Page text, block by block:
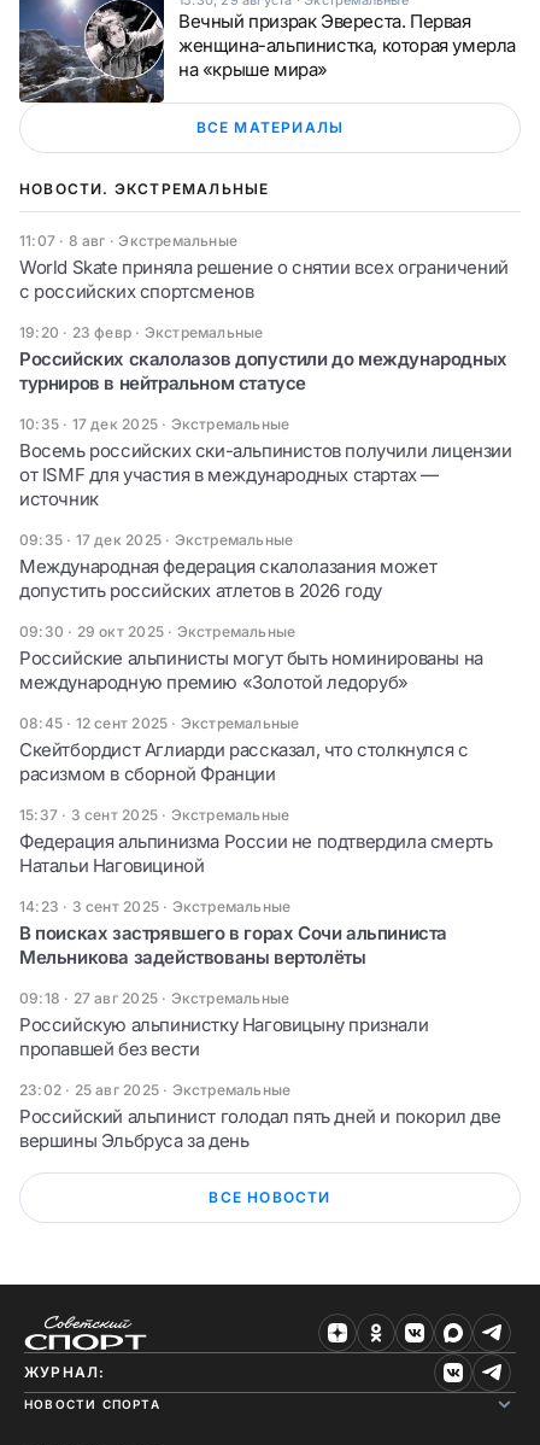
Вечный призрак Эвереста. Первая
женщина-альпинистка, которая умерла
на «крыше мира»
ВСЕ МАТЕРИАЛЫ
НОВОСТИ. ЭКСТРЕМАЛЬНЫЕ
11:07 · 8 авг ·Экстремальные
World Skate приняла решение о снятии всех ограничений
с российских спортсменов
19:20 · 23 февр · Экстремальные
Российских скалолазов допустили до международных
турниров в нейтральном статусе
10:35 · 17 дек 2025· Экстремальные
Восемь российских ски-альпинистов получили лицензии
от ISMF для участия в международных стартах —
источник
09:35 · 17 дек 2025· Экстремальные
Международная федерация скалолазания может
допустить российских атлетов в 2026 году
09:30 · 29 окт 2025· Экстремальные
Российские альпинисты могут быть номинированы на
международную премию «Золотой ледоруб»
08:45 · 12 сент 2025 · Экстремальные
Скейтбордист Аглиарди рассказал, что столкнулся с
расизмом в сборной Франции
15:37 · 3 сент 2025· Экстремальные
Федерация альпинизма России не подтвердила смерть
Натальи Наговициной
14:23 · 3 сент 2025· Экстремальные
В поисках застрявшего в горах Сочи альпиниста
Мельникова задействованы вертолёты
09:18 · 27 авг 2025· Экстремальные
Российскую альпинистку Наговицыну признали
пропавшей без вести
23:02 · 25 авг 2025· Экстремальные
Российский альпинист голодал пять дней и покорил две
вершины Эльбруса за день
ВСЕ НОВОСТИ
ЖУРНАЛ:
НОВОСТИ СПОРТА